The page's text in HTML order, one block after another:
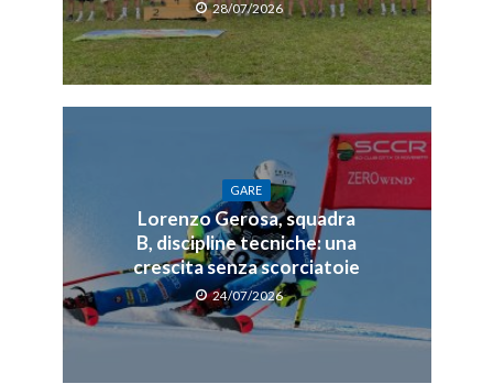
28/07/2026
GARE
Lorenzo Gerosa, squadra
B, discipline tecniche: una
crescita senza scorciatoie
24/07/2026